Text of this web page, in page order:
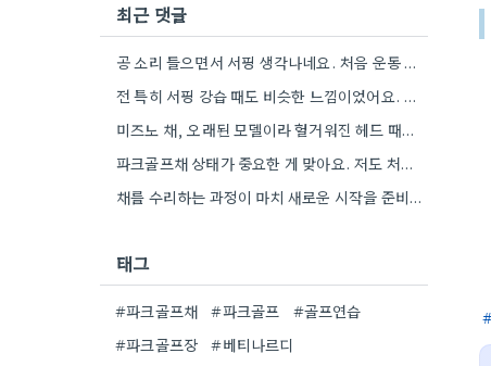
최근 댓글
공 소리 들으면서 서핑 생각나네요. 처음 운동 시작할 때의 막막함이 느껴져요.
전 특히 서핑 강습 때도 비슷한 느낌이었어요. 처음의 설렘이 사그라지는 순간이 너무 아쉬웠죠.
미즈노 채, 오래된 모델이라 헐거워진 헤드 때문에 걱정이 많았어요. 특히 공이 튄다면 얼마나 위험한가요.
파크골프채 상태가 중요한 게 맞아요. 저도 처음 시작할 때 너무 비싼 채에 욕심을 냈는데, 오히려…
채를 수리하는 과정이 마치 새로운 시작을 준비하는 느낌이네요. 괜히 마음이 복잡해지더라고요.
태그
#파크골프채 #파크골프
#골프연습
#파크골프장
#베티나르디